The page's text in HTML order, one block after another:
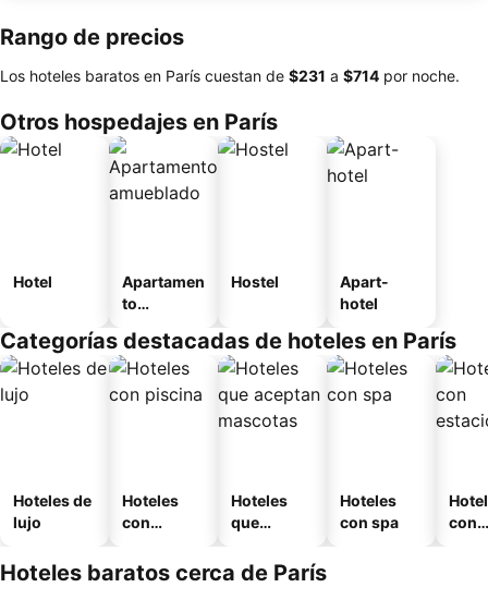
Rango de precios
Los hoteles baratos en París cuestan de ‎$231 a ‎$714 por noche.
Otros hospedajes en París
Hotel
Apartamen
to
o
Hostel
Apart-
hotel
Categorías destacadas de hoteles en París
Hoteles de
lujo
Hoteles
con
Hoteles
que
mascotas
Hoteles
con spa
con
Hoteles baratos cerca de París